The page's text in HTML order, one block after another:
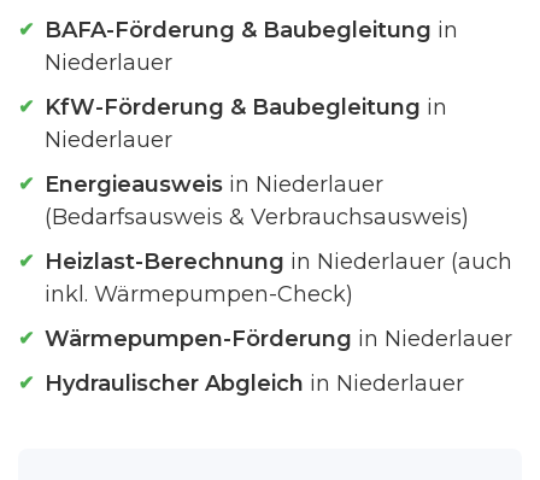
BAFA-Förderung & Baubegleitung in
Niederlauer
KfW-Förderung & Baubegleitung in
Niederlauer
Energieausweis in Niederlauer
(Bedarfsausweis & Verbrauchsausweis)
Heizlast-Berechnung in Niederlauer (auch
inkl. Wärmepumpen-Check)
Wärmepumpen-Förderung in Niederlauer
Hydraulischer Abgleich in Niederlauer